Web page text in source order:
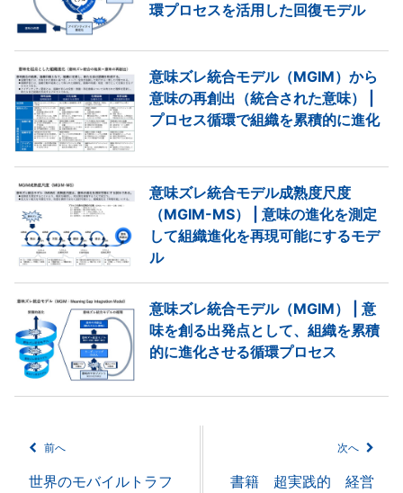
環プロセスを活用した回復モデル
意味ズレ統合モデル（MGIM）から
意味の再創出（統合された意味） |
プロセス循環で組織を累積的に進化
意味ズレ統合モデル成熟度尺度
（MGIM-MS） | 意味の進化を測定
して組織進化を再現可能にするモデ
ル
意味ズレ統合モデル（MGIM） | 意
味を創る出発点として、組織を累積
的に進化させる循環プロセス
前へ
世界のモバイルトラフ
次へ
書籍 超実践的 経営